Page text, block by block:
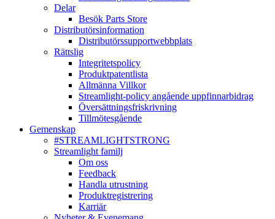
Delar
Besök Parts Store
Distributörsinformation
Distributörssupportwebbplats
Rättslig
Integritetspolicy
Produktpatentlista
Allmänna Villkor
Streamlight-policy angående uppfinnarbidrag
Översättningsfriskrivning
Tillmötesgående
Gemenskap
#STREAMLIGHTSTRONG
Streamlight familj
Om oss
Feedback
Handla utrustning
Produktregistrering
Karriär